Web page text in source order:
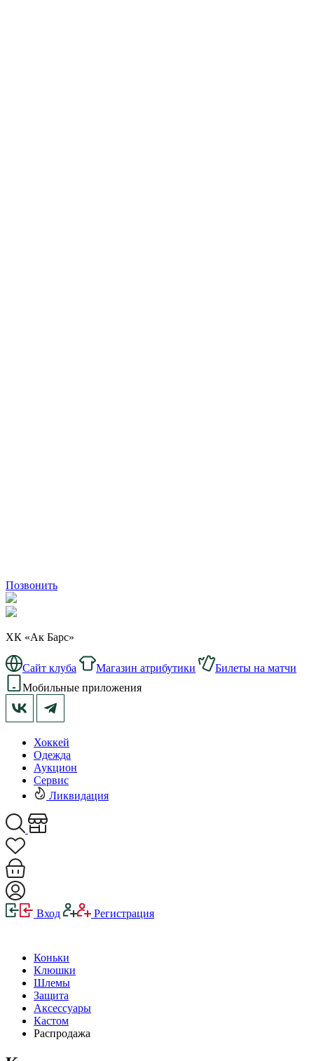
Позвонить
ХК «Ак Барс»
Сайт клуба Магазин атрибутики
Билеты на матчи
Мобильные приложения
Хоккей
Одежда
Аукцион
Сервис
Ликвидация
Вход Регистрация
Коньки
Клюшки
Шлемы
Защита
Аксессуары
Кастом
Распродажа